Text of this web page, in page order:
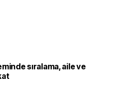
sıralama, aile ve